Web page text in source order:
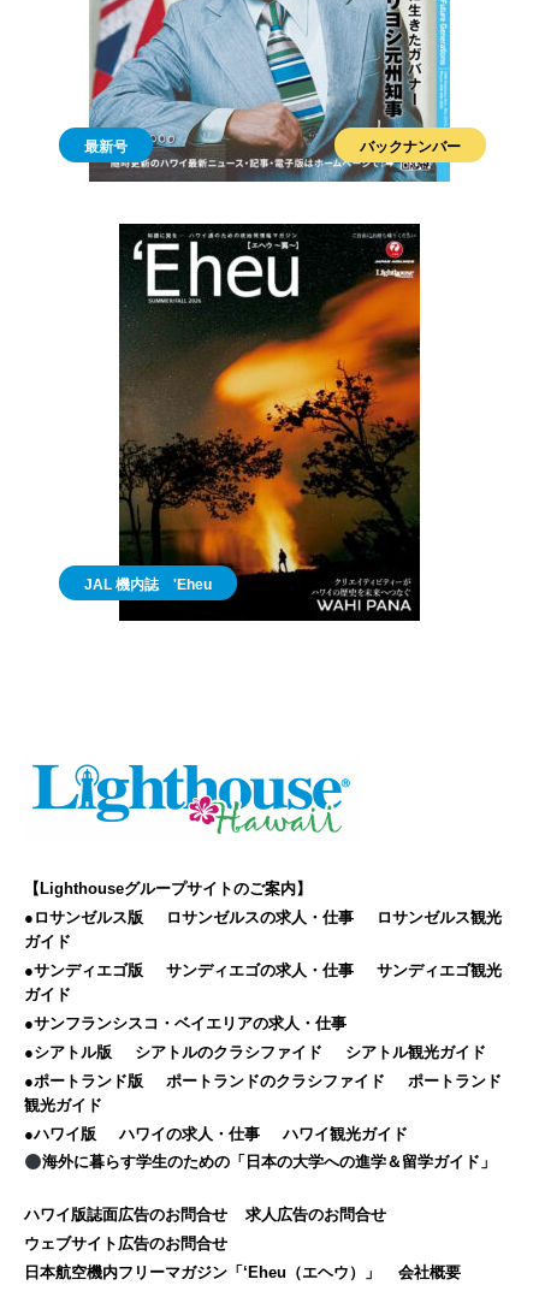
最新号 バックナンバー
JAL 機内誌 'Eheu
【Lighthouseグループサイトのご案内】
●ロサンゼルス版
ロサンゼルスの求人・仕事
ロサンゼルス観光
ガイド
●サンディエゴ版
サンディエゴの求人・仕事
サンディエゴ観光
ガイド
●サンフランシスコ・ベイエリアの求人・仕事
●シアトル版
シアトルのクラシファイド
シアトル観光ガイド
●ポートランド版
ポートランドのクラシファイド
ポートランド
観光ガイド
●ハワイ版
ハワイの求人・仕事
ハワイ観光ガイド
海外に暮らす学生のための「日本の大学への進学＆留学ガイド」
ハワイ版誌面広告のお問合せ
求人広告のお問合せ
ウェブサイト広告のお問合せ
日本航空機内フリーマガジン「‘Eheu（エヘウ）」
会社概要